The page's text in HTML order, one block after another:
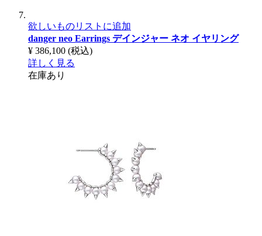
欲しいものリストに追加
danger neo Earrings デインジャー ネオ イヤリング
¥ 386,100 (税込)
詳しく見る
在庫あり